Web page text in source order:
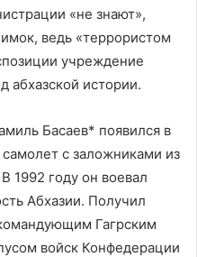
«не знают»,
ведь «террористом
учреждение
абхазской истории.
Басаев* появился в
с заложниками из
1992 году он воевал
Абхазии. Получил
Гагрским
войск Конфедерации